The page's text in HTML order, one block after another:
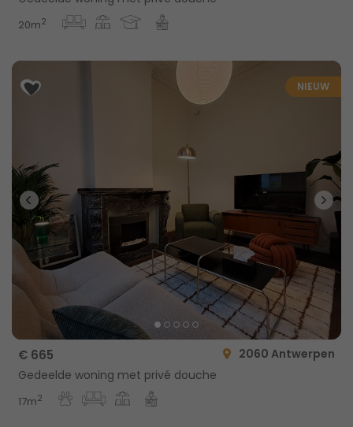
20m2
NIEUW
€ 665
2060 Antwerpen
Gedeelde woning met privé douche
17m2